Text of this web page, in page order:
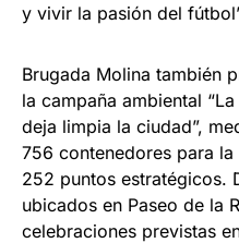
y vivir la pasión del
Brugada Molina también
la campaña ambiental
deja limpia la ciudad”,
756 contenedores para
252 puntos estratégicos.
ubicados en Paseo de la
celebraciones previstas